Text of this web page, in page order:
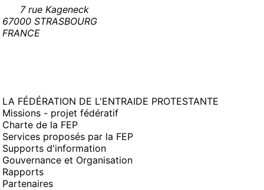
7 rue Kageneck
67000 STRASBOURG
FRANCE
LA FÉDÉRATION DE L'ENTRAIDE PROTESTANTE
Missions - projet fédératif
Charte de la FEP
Services proposés par la FEP
Supports d'information
Gouvernance et Organisation
Rapports
Partenaires